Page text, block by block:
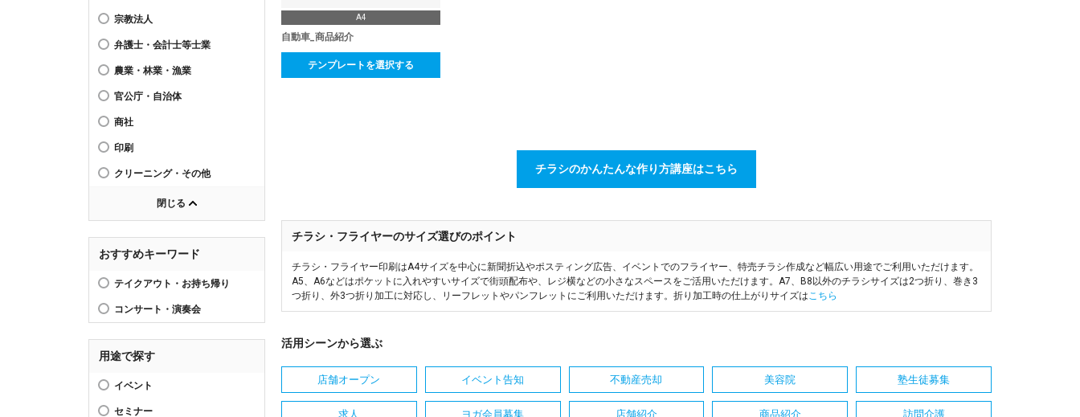
宗教法人
弁護士・会計士等士業
農業・林業・漁業
官公庁・自治体
商社
印刷
クリーニング・その他
閉じる
おすすめキーワード
テイクアウト・お持ち帰り
コンサート・演奏会
用途で探す
イベント
セミナー
A4
自動車_商品紹介
テンプレートを選択する
チラシのかんたんな作り方講座はこちら
チラシ・フライヤーのサイズ選びのポイント
チラシ・フライヤー印刷はA4サイズを中心に新聞折込やポスティング広告、イベントでのフライヤー、特売チラシ作成など幅広い用途でご利用いただけます。
A5、A6などはポケットに入れやすいサイズで街頭配布や、レジ横などの小さなスペースをご活用いただけます。A7、B8以外のチラシサイズは2つ折り、巻き3
つ折り、外3つ折り加工に対応し、リーフレットやパンフレットにご利用いただけます。折り加工時の仕上がりサイズは こちら
活用シーンから選ぶ
店舗オープン イベント告知 不動産売却 美容院 塾生徒募集
求人 ヨガ会員募集 店舗紹介 商品紹介 訪問介護